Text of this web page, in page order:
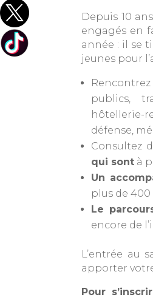
Depuis 10
engagés en
année : il se
jeunes pour
publics,
hôtellerie-
défense,
Consultez
qui sont à
Un
plus de
Le
encore de
L’entrée au
apporter
Pour